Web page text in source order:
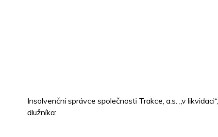
Insolvenční správce společnosti Trakce, a.s. „v
dlužníka: